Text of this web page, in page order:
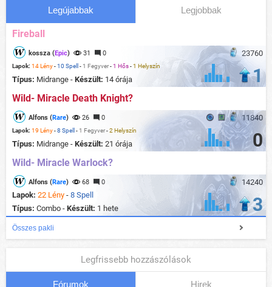
Legújabbak Legjobbak
Fireball
23760
kossza (Epic) 31 0
Lapok: 14 Lény-10 Spell - 1 Fegyver-1 Hős-1 Helyszín
Típus: Midrange - Készült: 14 órája 1
Wild- Miracle Death Knight?
11840
Alfons (Rare) 26 0
Lapok: 19 Lény-8 Spell - 1 Fegyver-2 Helyszín
Típus: Midrange - Készült: 21 órája 0
Wild- Miracle Warlock?
14240
Alfons (Rare) 68 0
Lapok: 22 Lény - 8 Spell
Típus: Combo - Készült: 1 hete 3
Összes pakli
Legfrissebb hozzászólások
Fórumok Hirek